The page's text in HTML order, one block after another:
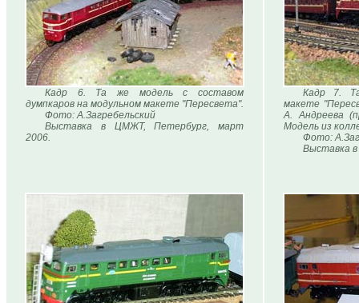
Кадр 6. Та же модель с составом
думпкаров на модульном макете "Пересвета".
Фото: А.Загребельский
Выставка в ЦМЖТ, Петербург, март
2006.
Кадр 7.
макете
А. Андреева
Модель из
Фото:
Выставка в